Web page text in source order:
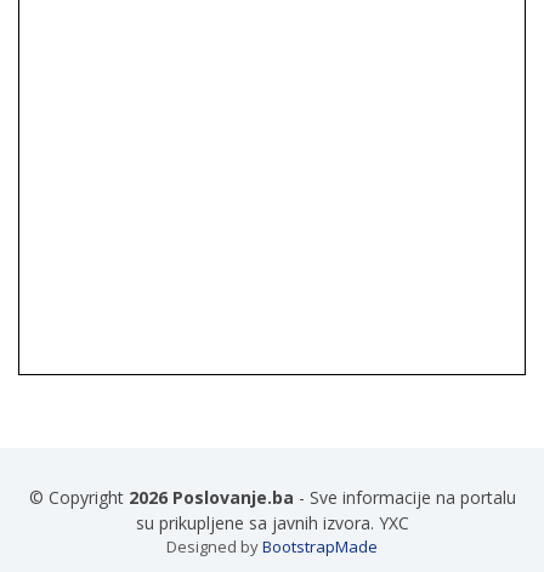
© Copyright 2026 Poslovanje.ba - Sve informacije na portalu
su prikupljene sa javnih izvora. YXC
Designed byBootstrapMade